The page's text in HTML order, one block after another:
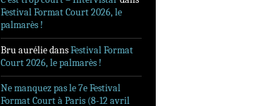
Festival Format Court 2026, le
palmarès !
Bru auréliedansFestival Format
Court 2026, le palmarès !
Ne manquez pas le 7e Festival
Format Court à Paris (8-12 avril